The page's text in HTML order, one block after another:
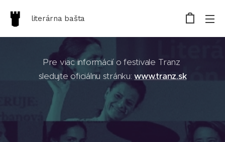
literárna bašta
Pre viac informácií o festivale Tranz
sledujte oficiálnu stránku:www.tranz.sk